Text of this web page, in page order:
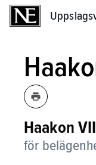
HaakonVII
för